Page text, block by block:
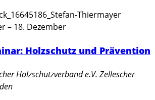
Thiermayer
– 18. Dezember
Holzschutz und Prävention
Holzschutzverband e.V. Zellescher